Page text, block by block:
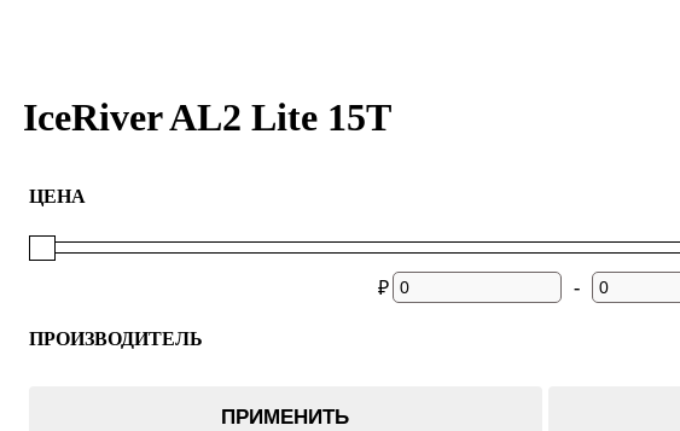
IceRiver AL2 Lite 15T
ЦЕНА
₽ -
ПРОИЗВОДИТЕЛЬ
ПРИМЕНИТЬ